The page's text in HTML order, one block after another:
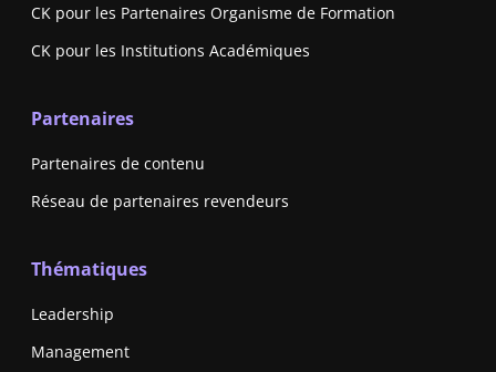
CK pour les Partenaires Organisme de Formation
CK pour les Institutions Académiques
Partenaires
Partenaires de contenu
Réseau de partenaires revendeurs
Thématiques
Leadership
Management